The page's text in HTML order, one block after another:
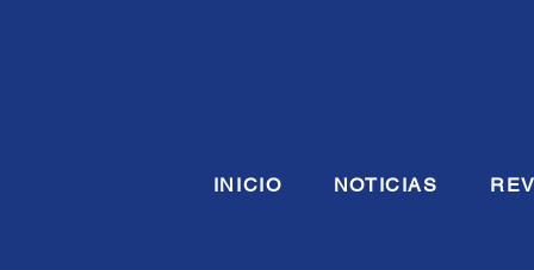
INICIO NOTICIAS